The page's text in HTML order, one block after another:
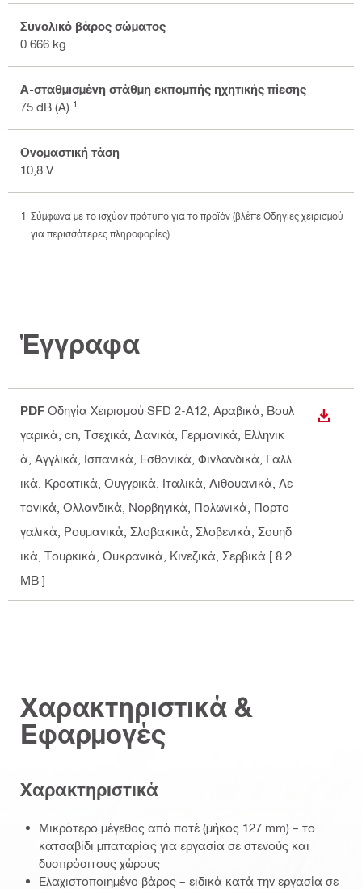
Συνολικό βάρος σώματος
0.666 kg
Α-σταθμισμένη στάθμη εκπομπής ηχητικής πίεσης
75 dB (A) 1
Ονομαστική τάση
10,8 V
Σύμφωνα με το ισχύον πρότυπο για το προϊόν (βλέπε Οδηγίες χειρισμού
για περισσότερες πληροφορίες)
Έγγραφα
PDF Οδηγία Χειρισμού SFD 2-A12 , Αραβικά, Βουλ
γαρικά, cn, Τσεχικά, Δανικά, Γερμανικά, Ελληνικ
ά, Αγγλικά, Ισπανικά, Εσθονικά, Φινλανδικά, Γαλλ
ικά, Κροατικά, Ουγγρικά, Ιταλικά, Λιθουανικά, Λε
τονικά, Ολλανδικά, Νορβηγικά, Πολωνικά, Πορτο
γαλικά, Ρουμανικά, Σλοβακικά, Σλοβενικά, Σουηδ
ικά, Τουρκικά, Ουκρανικά, Κινεζικά, Σερβικά [ 8.2
MB ]
ΛΉΨΗ
Χαρακτηριστικά &
Εφαρμογές
Χαρακτηριστικά
Μικρότερο μέγεθος από ποτέ (μήκος 127 mm) – το
κατσαβίδι μπαταρίας για εργασία σε στενούς και
δυσπρόσιτους χώρους
Ελαχιστοποιημένο βάρος – ειδικά κατά την εργασία σε